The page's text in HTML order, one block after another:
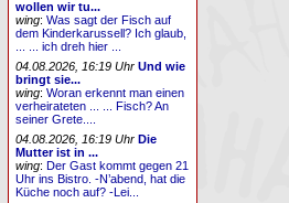
wollen wir tu...
wing:Was sagt der Fisch auf
dem Kinderkarussell? Ich glaub,
... ... ich dreh hier ...
04.08.2026, 16:19 Uhr Und wie
bringt sie...
wing:Woran erkennt man einen
verheirateten ... ... Fisch? An
seiner Grete....
04.08.2026, 16:19 Uhr Die
Mutter ist in ...
wing:Der Gast kommt gegen 21
Uhr ins Bistro. -N’abend, hat die
Küche noch auf? -Lei...